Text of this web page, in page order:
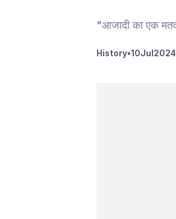
"आजादी का एक
History•10Jul 2024